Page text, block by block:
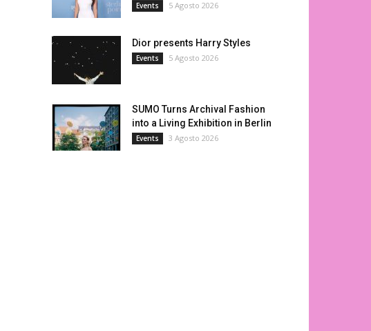
Events 5 Agosto 2026
Dior presents Harry Styles
Events 5 Agosto 2026
SUMO Turns Archival Fashion
into a Living Exhibition in Berlin
Events 3 Agosto 2026